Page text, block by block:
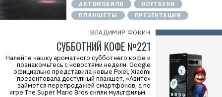
АВТОМОБИЛИ
НОУТБУКИ
ПЛАНШЕТЫ
ПРЕЗЕНТАЦИЯ
ВЛАДИМИР ФОКИН
СУББОТНИЙ КОФЕ №221
Налейте чашку ароматного субботнего кофе и
познакомьтесь с новостями недели. Google
официально представила новые Pixel, Xiaomi
презентовала доступный планшет, «Авито»
займется перепродажей смартфонов, а по
игре The Super Mario Bros сняли мультфильм…